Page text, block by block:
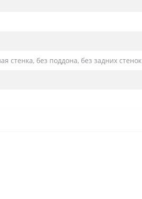
стенка, без поддона, без задних стенок